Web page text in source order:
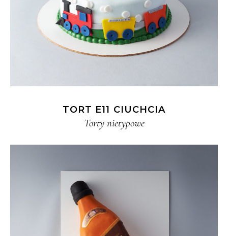
TORT E11 CIUCHCIA
Torty nietypowe